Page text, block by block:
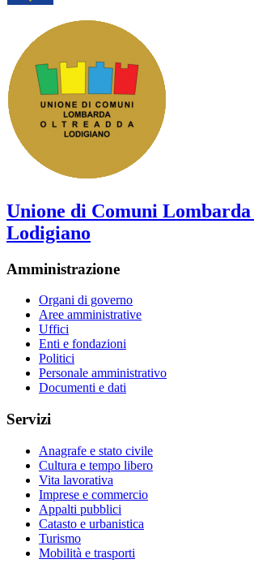
Unione di Comuni
Lodigiano
Amministrazione
Organi di governo
Aree amministrative
Uffici
Enti e fondazioni
Politici
Personale amministrativo
Documenti e dati
Servizi
Anagrafe e stato civile
Cultura e tempo libero
Vita lavorativa
Imprese e commercio
Appalti pubblici
Catasto e urbanistica
Turismo
Mobilità e trasporti